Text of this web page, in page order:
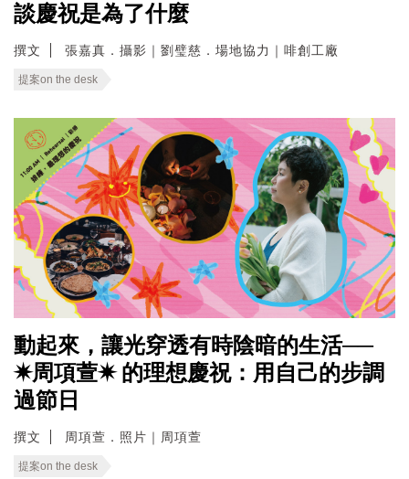
談慶祝是為了什麼
撰文 張嘉真．攝影｜劉璧慈．場地協力｜啡創工廠
提案on the desk
動起來，讓光穿透有時陰暗的生活──
✷周項萱✷ 的理想慶祝：用自己的步調
過節日
撰文 周項萱．照片｜周項萱
提案on the desk